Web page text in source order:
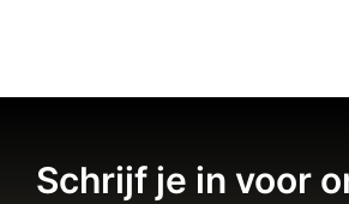
Schrijf je in voor